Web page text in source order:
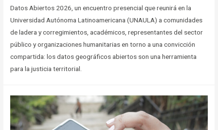
Datos Abiertos 2026, un encuentro presencial que reunirá en la
Universidad Autónoma Latinoamericana (UNAULA) a comunidades
de ladera y corregimientos, académicos, representantes del sector
público y organizaciones humanitarias en torno a una convicción
compartida: los datos geográficos abiertos son una herramienta
para la justicia territorial.